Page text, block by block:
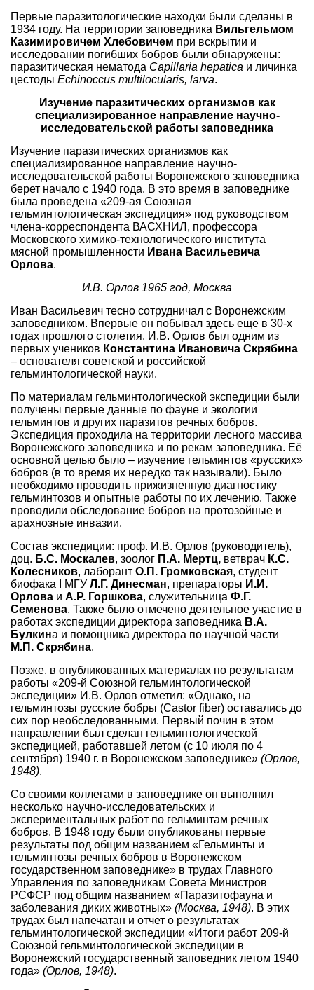
Первые паразитологические находки были сделаны в
1934 году. На территории заповедника Вильгельмом
Казимировичем Хлебовичем при вскрытии и
исследовании погибших бобров были обнаружены:
паразитическая нематода Capillaria hepatica и личинка
цестоды Echinoccus multilocularis, larva.
Изучение паразитических организмов как
специализированное направление научно-
исследовательской работы заповедника
Изучение паразитических организмов как
специализированное направление научно-
исследовательской работы Воронежского заповедника
берет начало с 1940 года. В это время в заповеднике
была проведена «209-ая Союзная
гельминтологическая экспедиция» под руководством
члена-корреспондента ВАСХНИЛ, профессора
Московского химико-технологического института
мясной промышленности Ивана Васильевича
Орлова.
И.В. Орлов 1965 год, Москва
Иван Васильевич тесно сотрудничал с Воронежским
заповедником. Впервые он побывал здесь еще в 30-х
годах прошлого столетия. И.В. Орлов был одним из
первых учеников Константина Ивановича Скрябина
– основателя советской и российской
гельминтологической науки.
По материалам гельминтологической экспедиции были
получены первые данные по фауне и экологии
гельминтов и других паразитов речных бобров.
Экспедиция проходила на территории лесного массива
Воронежского заповедника и по рекам заповедника. Её
основной целью было – изучение гельминтов «русских»
бобров (в то время их нередко так называли). Было
необходимо проводить прижизненную диагностику
гельминтозов и опытные работы по их лечению. Также
проводили обследование бобров на протозойные и
арахнозные инвазии.
Состав экспедиции: проф. И.В. Орлов (руководитель),
доц. Б.С. Москалев, зоолог П.А. Мертц, ветврач К.С.
Колесников, лаборант О.П. Громковская, студент
биофака I МГУ Л.Г. Динесман, препараторы И.И.
Орлова и А.Р. Горшкова, служительница Ф.Г.
Семенова. Также было отмечено деятельное участие в
работах экспедиции директора заповедника В.А.
Булкина и помощника директора по научной части
М.П. Скрябина.
Позже, в опубликованных материалах по результатам
работы «209-й Союзной гельминтологической
экспедиции» И.В. Орлов отметил: «Однако, на
гельминтозы русские бобры (Castor fiber) оставались до
сих пор необследованными. Первый почин в этом
направлении был сделан гельминтологической
экспедицией, работавшей летом (с 10 июля по 4
сентября) 1940 г. в Воронежском заповеднике» (Орлов,
1948).
Со своими коллегами в заповеднике он выполнил
несколько научно-исследовательских и
экспериментальных работ по гельминтам речных
бобров. В 1948 году были опубликованы первые
результаты под общим названием «Гельминты и
гельминтозы речных бобров в Воронежском
государственном заповеднике» в трудах Главного
Управления по заповедникам Совета Министров
РСФСР под общим названием «Паразитофауна и
заболевания диких животных» (Москва, 1948). В этих
трудах был напечатан и отчет о результатах
гельминтологической экспедиции «Итоги работ 209-й
Союзной гельминтологической экспедиции в
Воронежский государственный заповедник летом 1940
года» (Орлов, 1948).